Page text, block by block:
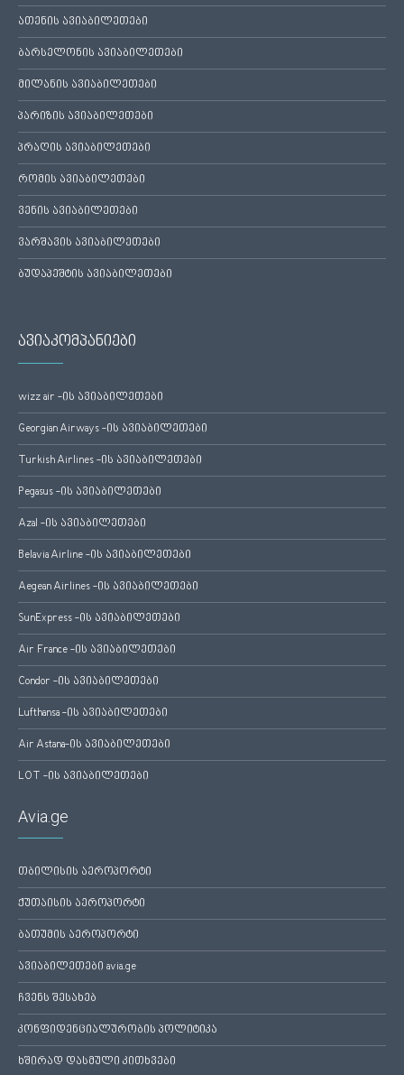
ათენის ავიაბილეთები
ბარსელონის ავიაბილეთები
მილანის ავიაბილეთები
პარიზის ავიაბილეთები
პრაღის ავიაბილეთები
რომის ავიაბილეთები
ვენის ავიაბილეთები
ვარშავის ავიაბილეთები
ბუდაპეშტის ავიაბილეთები
ავიაკომპანიები
wizz air -ის ავიაბილეთები
Georgian Airways -ის ავიაბილეთები
Turkish Airlines -ის ავიაბილეთები
Pegasus -ის ავიაბილეთები
Azal -ის ავიაბილეთები
Belavia Airline -ის ავიაბილეთები
Aegean Airlines -ის ავიაბილეთები
SunExpress -ის ავიაბილეთები
Air France -ის ავიაბილეთები
Condor -ის ავიაბილეთები
Lufthansa -ის ავიაბილეთები
Air Astana-ის ავიაბილეთები
LOT -ის ავიაბილეთები
Avia.ge
თბილისის აეროპორტი
ქუთაისის აეროპორტი
ბათუმის აეროპორტი
ავიაბილეთები avia.ge
ჩვენს შესახებ
კონფიდენციალურობის პოლიტიკა
ხშირად დასმული კითხვები